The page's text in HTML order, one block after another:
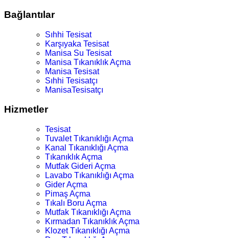
Bağlantılar
Sıhhi Tesisat
Karşıyaka Tesisat
Manisa Su Tesisat
Manisa Tıkanıklık Açma
Manisa Tesisat
Sıhhi Tesisatçı
ManisaTesisatçı
Hizmetler
Tesisat
Tuvalet Tıkanıklığı Açma
Kanal Tıkanıklığı Açma
Tıkanıklık Açma
Mutfak Gideri Açma
Lavabo Tıkanıklığı Açma
Gider Açma
Pimaş Açma
Tıkalı Boru Açma
Mutfak Tıkanıklığı Açma
Kırmadan Tıkanıklık Açma
Klozet Tıkanıklığı Açma